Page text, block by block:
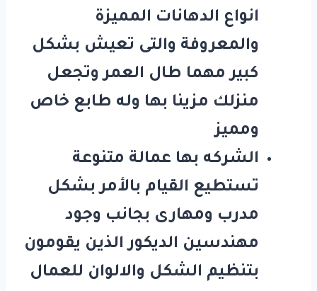
انواع الدهانات المميزة
والمعروفة والتى تعيش بشكل
كبير مهما طال العمر وتجعل
منزلك مزينا بها وله طابع خاص
ومميز
الشركه بها عمالة متنوعة
تستطيع القيام بالأمر بشكل
مدرب ومهارى بجانب وجود
مهندسين الديكور الذين يقومون
بتنظيم الشكل والالوان للعمال